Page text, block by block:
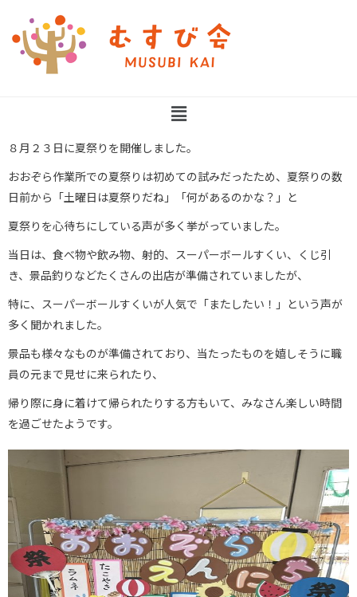
８月２３日に夏祭りを開催しました。
おおぞら作業所での夏祭りは初めての試みだったため、夏祭りの数
日前から「土曜日は夏祭りだね」「何があるのかな？」と
夏祭りを心待ちにしている声が多く挙がっていました。
当日は、食べ物や飲み物、射的、スーパーボールすくい、くじ引
き、景品釣りなどたくさんの出店が準備されていましたが、
特に、スーパーボールすくいが人気で「またしたい！」という声が
多く聞かれました。
景品も様々なものが準備されており、当たったものを嬉しそうに職
員の元まで見せに来られたり、
帰り際に身に着けて帰られたりする方もいて、みなさん楽しい時間
を過ごせたようです。